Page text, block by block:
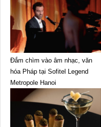
Đắm chìm vào âm nhạc, văn
hóa Pháp tại Sofitel Legend
Metropole Hanoi